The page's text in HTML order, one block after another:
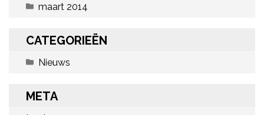
maart 2014
CATEGORIEËN
Nieuws
META